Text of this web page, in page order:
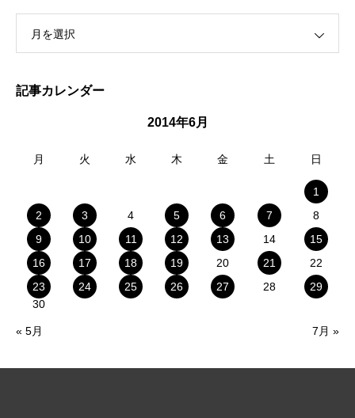
月を選択
記事カレンダー
2014年6月
月 火 水 木 金 土 日
1
2
3 4 5 6 7
8
9
10 11 12 13 14
15
16
17 18 19 20 21
22
23
24 25 26 27 28
29
30
« 5月 7月 »